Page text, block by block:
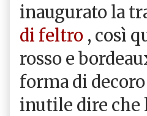
inaugurato la
di feltro , così
rosso e
forma di
inutile dire che